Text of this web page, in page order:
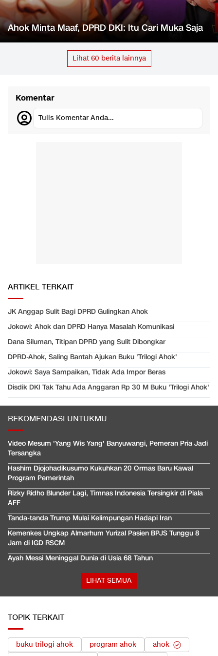
Ahok Minta Maaf, DPRD DKI: Itu Cari Muka Saja
Lihat 60 berita lainnya
Komentar
Tulis Komentar Anda...
ARTIKEL TERKAIT
JK Anggap Sulit Bagi DPRD Gulingkan Ahok
Jokowi: Ahok dan DPRD Hanya Masalah Komunikasi
Dana Siluman, Titipan DPRD yang Sulit Dibongkar
DPRD-Ahok, Saling Bantah Ajukan Buku 'Trilogi Ahok'
Jokowi: Saya Sampaikan, Tidak Ada Impor Beras
Disdik DKI Tak Tahu Ada Anggaran Rp 30 M Buku 'Trilogi Ahok'
REKOMENDASI UNTUKMU
Video Mesum 'Yang Wis Yang' Banyuwangi, Pemeran Pria Jadi
Tersangka
Hashim Djojohadikusumo Kukuhkan 20 Ormas Baru Kawal
Program Pemerintah
Rizky Ridho Blunder Lagi, Timnas Indonesia Tersingkir di Piala
AFF
Tanda-tanda Trump Mulai Kelimpungan Hadapi Iran
Kemenkes Ungkap Almarhum Yurizal Pasien BPJS Tunggu 8
Jam di IGD RSCM
Ayah Messi Meninggal Dunia di Usia 68 Tahun
LIHAT SEMUA
TOPIK TERKAIT
buku trilogi ahok program ahok
ahok